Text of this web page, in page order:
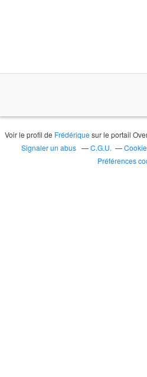
Voir le profil de Frédérique sur le portail
Signaler un abus
C.G.U.
Préférences